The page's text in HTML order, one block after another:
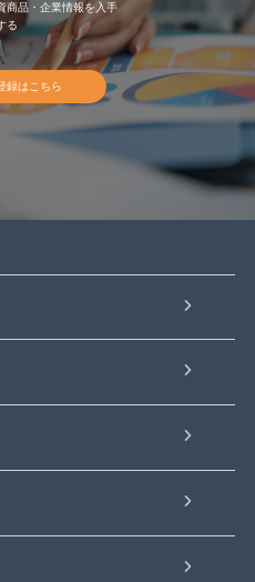
商品・企業情報を入手
る
録はこちら